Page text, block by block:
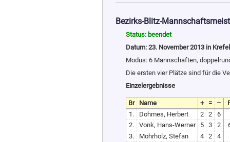
Bezirks-Blitz-
Status: beendet
Datum: 23. November 2013 in
Modus: 6 Mannschaften,
Die ersten vier Plätze sind für die
Einzelergebnisse
Br Name + = –
1.
Dohmes, Herbert 2 2
6
2.
Vonk, Hans-Werner 5 3 2
3.
Mohrholz, Stefan 4 2
4